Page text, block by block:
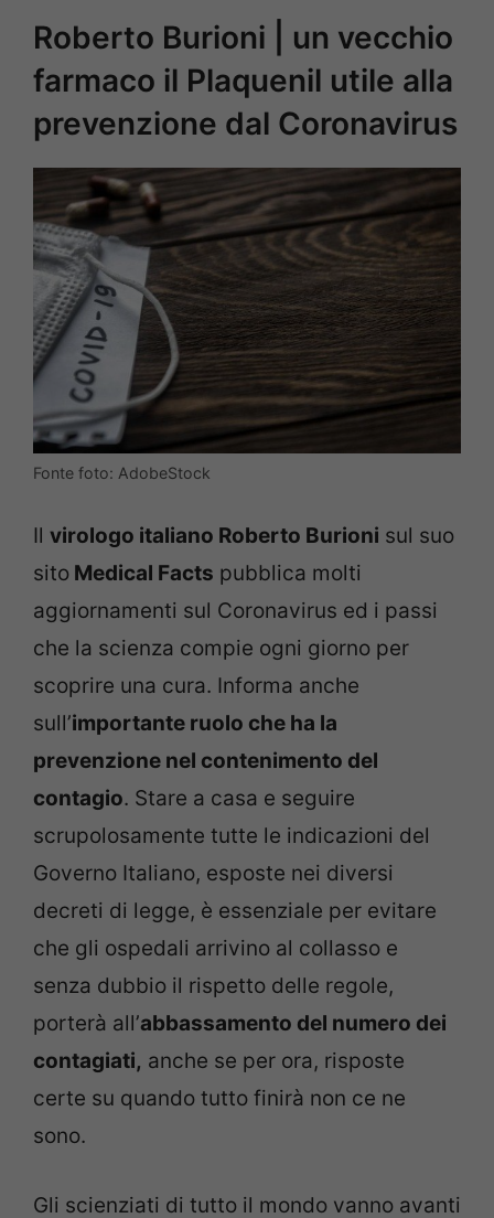
Roberto Burioni | un vecchio
farmaco il Plaquenil utile alla
prevenzione dal Coronavirus
Fonte foto: AdobeStock
Il virologo italiano Roberto Burioni sul suo
sito Medical Facts pubblica molti
aggiornamenti sul Coronavirus ed i passi
che la scienza compie ogni giorno per
scoprire una cura. Informa anche
sull’importante ruolo che ha la
prevenzione nel contenimento del
contagio. Stare a casa e seguire
scrupolosamente tutte le indicazioni del
Governo Italiano, esposte nei diversi
decreti di legge, è essenziale per evitare
che gli ospedali arrivino al collasso e
senza dubbio il rispetto delle regole,
porterà all’abbassamento del numero dei
contagiati, anche se per ora, risposte
certe su quando tutto finirà non ce ne
sono.
Gli scienziati di tutto il mondo vanno avanti